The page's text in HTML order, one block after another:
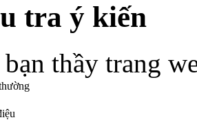
tra ý kiến
bạn thầy trang